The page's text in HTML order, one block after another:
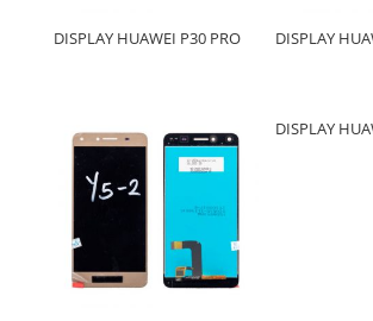
DISPLAY HUAWEI P30 PRO DISPLAY
DISPLAY